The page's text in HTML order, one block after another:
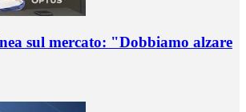
sul mercato: "Dobbiamo alzare